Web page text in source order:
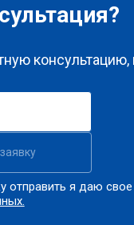
отправить я даю